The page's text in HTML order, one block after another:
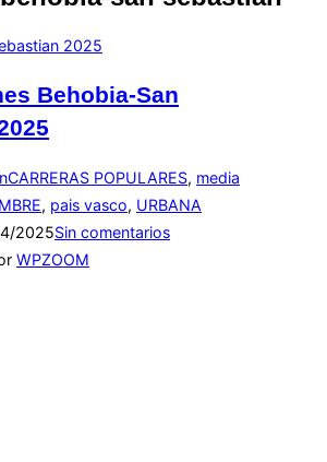
Behobia-San
CARRERAS POPULARES, media
, pais vasco, URBANA
2025Sin comentarios
WPZOOM